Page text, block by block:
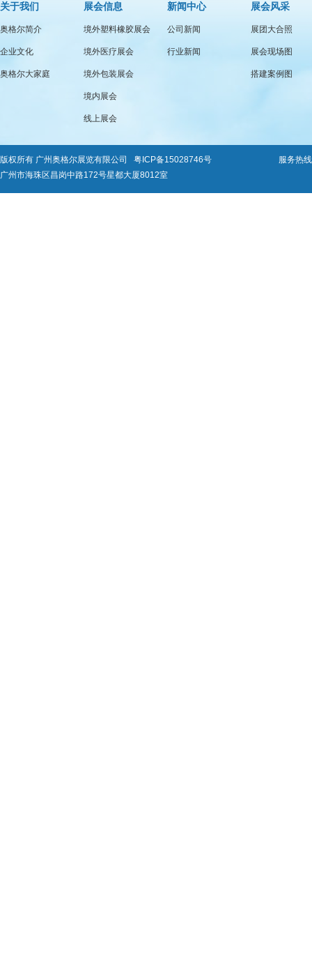
关于我们
奥格尔简介
企业文化
奥格尔大家庭
展会信息
境外塑料橡胶展会
境外医疗展会
境外包装展会
境内展会
线上展会
新闻中心
公司新闻
行业新闻
展会风采
展团大合照
展会现场图
搭建案例图
版权所有 广州奥格尔展览有限公司 粤ICP备15028746号
服务热
广州市海珠区昌岗中路172号星都大厦8012室